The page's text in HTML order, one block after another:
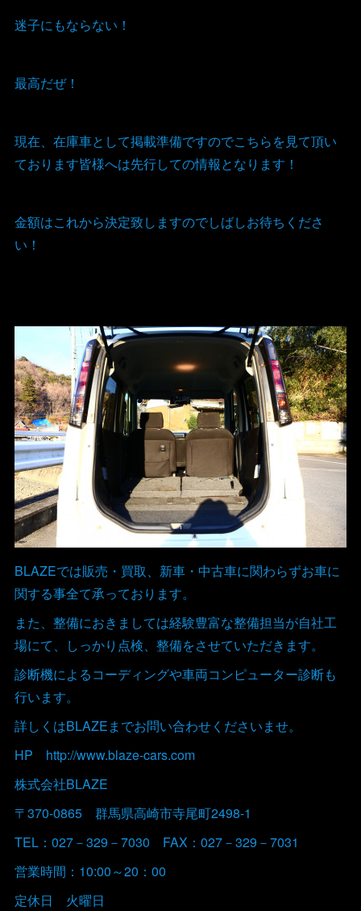
迷子にもならない！
最高だぜ！
現在、在庫車として掲載準備ですのでこちらを見て頂い
ております皆様へは先行しての情報となります！
金額はこれから決定致しますのでしばしお待ちくださ
い！
BLAZEでは販売・買取、新車・中古車に関わらずお車に
関する事全て承っております。
また、整備におきましては経験豊富な整備担当が自社工
場にて、しっかり点検、整備をさせていただきます。
診断機によるコーディングや車両コンピューター診断も
行います。
詳しくはBLAZEまでお問い合わせくださいませ。
HP http://www.blaze-cars.com
株式会社BLAZE
〒370-0865 群馬県高崎市寺尾町2498-1
TEL：027－329－7030 FAX：027－329－7031
営業時間：10:00～20：00
定休日 火曜日